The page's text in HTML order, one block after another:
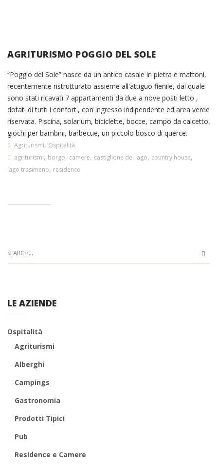
AGRITURISMO POGGIO DEL SOLE
“Poggio del Sole” nasce da un antico casale in pietra e mattoni,
recentemente ristrutturato assieme all'attiguo fienile, dal quale
sono stati ricavati 7 appartamenti da due a nove posti letto ,
dotati di tutti i confort., con ingresso indipendente ed area verde
riservata. Piscina, solarium, biciclette, bocce, campo da calcetto,
giochi per bambini, barbecue, un piccolo bosco di querce.
Agriturismi, Ospitalità
agriturismi, borgo, camere, castiglione del lago, country house,
lago trasimeno, residence
LE AZIENDE
Ospitalità
Agriturismi
Alberghi
Campings
Gastronomia
Prodotti Tipici
Pub
Residence e Camere